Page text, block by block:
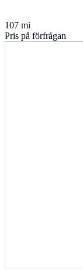
107 mi
Pris på förfrågan